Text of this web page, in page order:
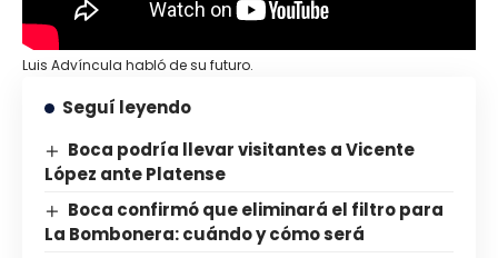
Luis Advíncula habló de su futuro.
Seguí leyendo
Boca podría llevar visitantes a Vicente
López ante Platense
Boca confirmó que eliminará el filtro para
La Bombonera: cuándo y cómo será